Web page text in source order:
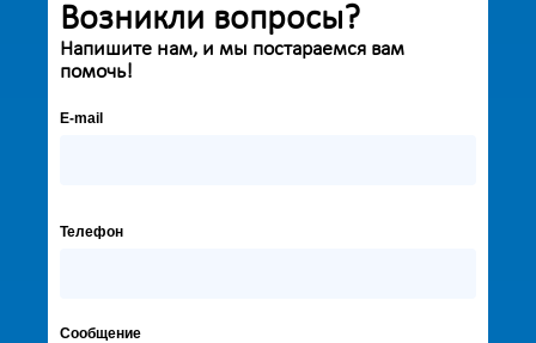
Возникли вопросы?
Напишите нам, и мы постараемся вам
помочь!
E-mail
Телефон
Сообщение